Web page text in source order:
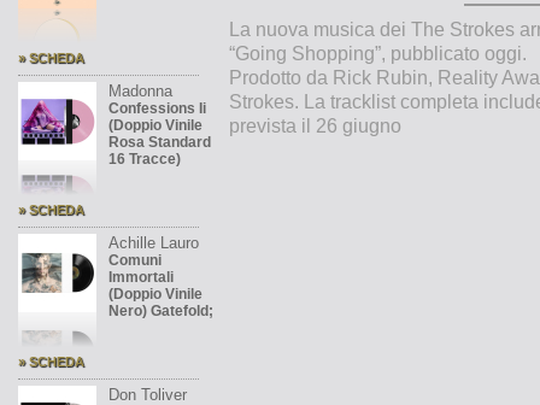
» SCHEDA
Madonna
Confessions Ii
(Doppio Vinile
Rosa Standard
16 Tracce)
» SCHEDA
Achille Lauro
Comuni
Immortali
(Doppio Vinile
Nero) Gatefold;
» SCHEDA
Don Toliver
La nuova musica dei The Strokes
“Going Shopping”, pubblicato oggi.
Prodotto da Rick Rubin, Reality
Strokes. La tracklist completa
prevista il 26 giugno